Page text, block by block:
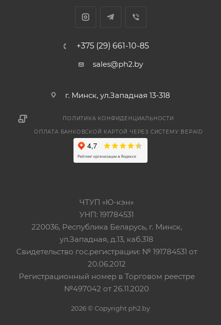
+375 (29) 661-10-85
sales@ph2.by
г. Минск, ул.Западная 13-318
ПОЛИТИКА КОНФИДЕНЦИАЛЬНОСТИ
ОПЛАТА БАНКОВСКОЙ КАРТОЙ ЧЕРЕЗ СИСТЕМУ BEPAID
ЧТУП «Ю-кэн»
УНП: 191784531
220036, Республика Беларусь, г. Минск,
ул.Западная, д.13, каб.318
Свидетельство гос.регистрации: № 191784531 от
20.06.2012
Регистрационный номер в Торговом реестре
№497042 от 26.11.2020
2026 © Copyright ph2.by